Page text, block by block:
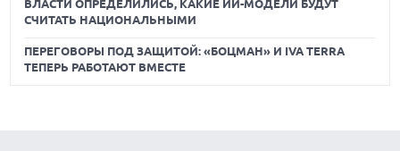
ВЛАСТИ ОПРЕДЕЛИЛИСЬ, КАКИЕ ИИ-МОДЕЛИ БУДУТ
СЧИТАТЬ НАЦИОНАЛЬНЫМИ
ПЕРЕГОВОРЫ ПОД ЗАЩИТОЙ: «БОЦМАН» И IVA TERRA
ТЕПЕРЬ РАБОТАЮТ ВМЕСТЕ